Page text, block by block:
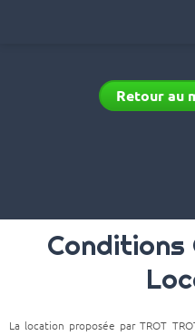
Retour au
Conditions
La location proposée par TROT